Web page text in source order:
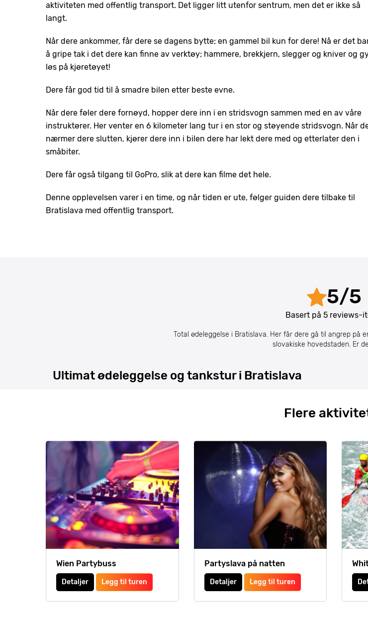
aktiviteten med offentlig transport. Det ligger litt utenfor sentrum, men det er ikke så
langt.
Når dere ankommer, får dere se dagens bytte; en gammel bil kun for dere! Nå er det
å gripe tak i det dere kan finne av verktøy; hammere, brekkjern, slegger og kniver og
løs på kjøretøyet!
Dere får god tid til å smadre bilen etter beste evne.
Når dere føler dere fornøyd, hopper dere inn i en stridsvogn sammen med en av våre
instruktører. Her venter en 6 kilometer lang tur i en stor og støyende stridsvogn. Når
nærmer dere slutten, kjører dere inn i bilen dere har lekt dere med og etterlater den i
småbiter.
Dere får også tilgang til GoPro, slik at dere kan filme det hele.
Denne opplevelsen varer i en time, og når tiden er ute, følger guiden dere tilbake til
Bratislava med offentlig transport.
5/5
Basert på 5 reviews-
Total ødeleggelse i Bratislava. Her får dere gå til angrep på
slovakiske hovedstaden. Er
Ultimat ødeleggelse og tankstur i Bratislava
Flere
Wien Partybuss
Detaljer Legg til turen
Partyslava på natten
Detaljer Legg til turen